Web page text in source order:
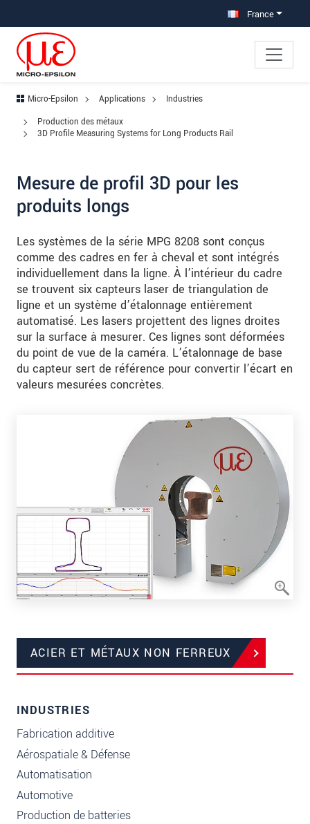
France
Micro-Epsilon Applications
Industries
Production des métaux
3D Profile Measuring Systems for Long Products Rail
Mesure de profil 3D pour les
produits longs
Les systèmes de la série MPG 8208 sont conçus
comme des cadres en fer à cheval et sont intégrés
individuellement dans la ligne. À l’intérieur du cadre
se trouvent six capteurs laser de triangulation de
ligne et un système d’étalonnage entièrement
automatisé. Les lasers projettent des lignes droites
sur la surface à mesurer. Ces lignes sont déformées
du point de vue de la caméra. L’étalonnage de base
du capteur sert de référence pour convertir l’écart en
valeurs mesurées concrètes.
ACIER ET MÉTAUX NON FERREUX
INDUSTRIES
Fabrication additive
Aérospatiale & Défense
Automatisation
Automotive
Production de batteries